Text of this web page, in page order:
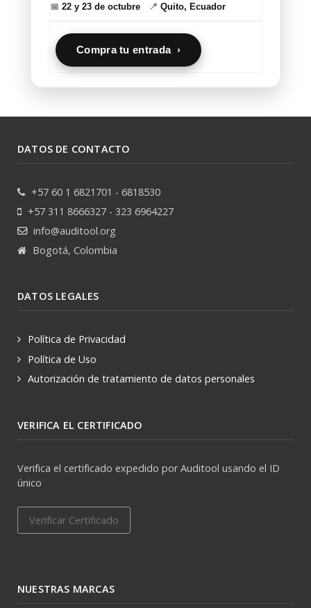
📅 22 y 23 de octubre 📍 Quito, Ecuador
Compra tu entrada ›
DATOS DE CONTACTO
+57 60 1 6821701 - 6818530
+57 311 8666327 - 323 6964227
info@auditool.org
Bogotá, Colombia
DATOS LEGALES
Política de Privacidad
Política de Uso
Autorización de tratamiento de datos personales
VERIFICA EL CERTIFICADO
Verifica el certificado expedido por Auditool usando el ID
único
Verificar Certificado
NUESTRAS MARCAS